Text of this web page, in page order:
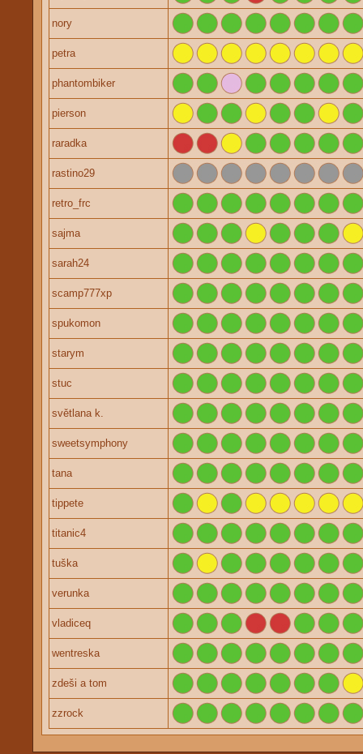
nory
petra
phantombiker
pierson
raradka
rastino29
retro_frc
sajma
sarah24
scamp777xp
spukomon
starym
stuc
světlana k.
sweetsymphony
tana
tippete
titanic4
tuška
verunka
vladiceq
wentreska
zdeši a tom
zzrock